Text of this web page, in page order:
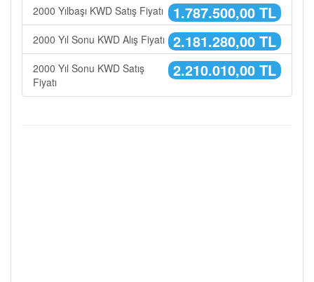
1.787.500,00 TL
2000 Yılbaşı KWD Satış Fiyatı
2.181.280,00 TL
2000 Yıl Sonu KWD Alış Fiyatı
2.210.010,00 TL
2000 Yıl Sonu KWD Satış
Fiyatı